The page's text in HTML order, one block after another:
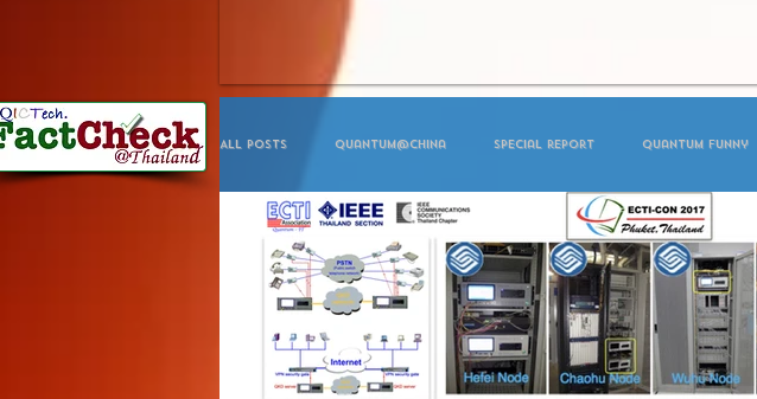
All Posts Quantum@China Special report Quantum Funny
Year NEWS Celebration Coffee Talk Forecast
Show Workshop Online event Keynote Speech